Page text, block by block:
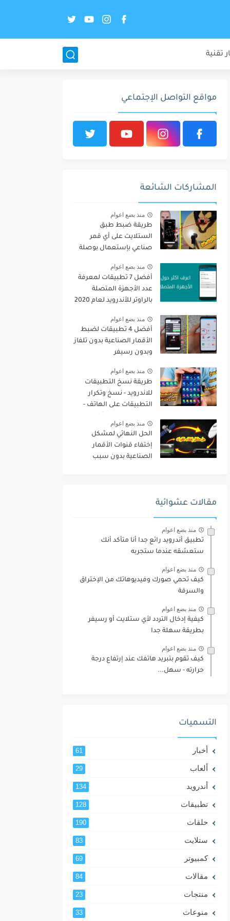
تقنية
مواقع التواصل الإجتماعي
المشاركات الشائعة
منذ بضع اعوام
طريقة ضبط طبق
الستلايت على أي قمر
صناعي بإستعمال بوصلة
القنوات
منذ بضع اعوام
أفضل 7 تطبيقات لمعرفة
عدد الأجهزة المتصلة
بالراوتر للأندرويد لعام 2020
منذ بضع اعوام
أفضل 4 تطبيقات لضبط
الأقمار الصناعية بدون تلفاز
وبدون رسيفر
منذ بضع اعوام
طريقة نسخ التطبيقات
للاندرويد - نسخ وتكرار
التطبيقات على الهاتف -
مرة
منذ بضع اعوام
الحل النهائي لمشكل
إختفاء قنوات الأقمار
الصناعية بدون سبب
مقالات عشوائية
منذ بضع اعوام
تطبيق أندرويد رائع جدا أنا متأكد أنك
ستعشقه عندما ستجربه
منذ بضع اعوام
كيف تحمي صورك وفيديوهاتك من الإختراق
والسرقة
منذ بضع اعوام
كيفية إدخال التردد لأي ستلايت أو رسيفر
بطريقة سهلة جدا
منذ بضع اعوام
كيف تقوم بتبريد هاتفك عند إرتفاع درجة
حرارته - سهل...
التسميات
أخبار 61
ألعاب 29
أندرويد 134
تطبيقات 128
حلقات 190
ستلايت 83
كمبيوتر 69
مقالات 84
منتجات 23
منوعات 33